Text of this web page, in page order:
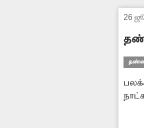
26